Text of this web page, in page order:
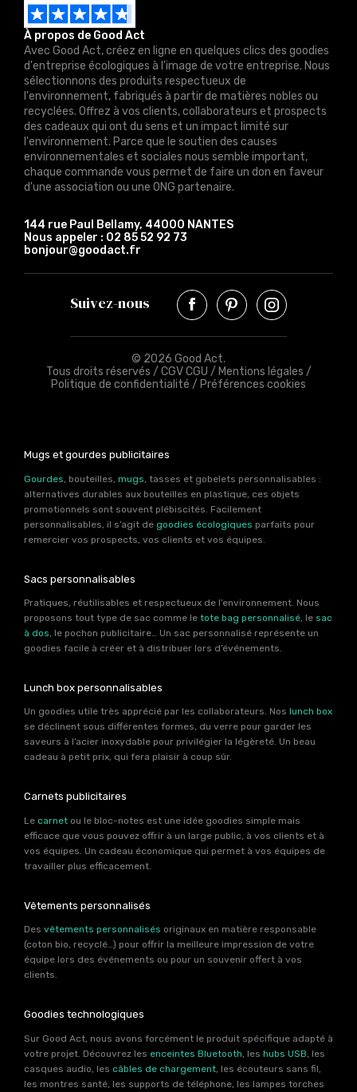
À propos de Good Act
Avec Good Act, créez en ligne en quelques clics des goodies
d'entreprise écologiques à l'image de votre entreprise. Nous
sélectionnons des produits respectueux de
l'environnement, fabriqués à partir de matières nobles ou
recyclées. Offrez à vos clients, collaborateurs et prospects
des cadeaux qui ont du sens et un impact limité sur
l'environnement. Parce que le soutien des causes
environnementales et sociales nous semble important,
chaque commande vous permet de faire un don en faveur
d'une association ou une ONG partenaire.
144 rue Paul Bellamy, 44000 NANTES
Nous appeler : 02 85 52 92 73
bonjour@goodact.fr
Suivez-nous
© 2026 Good Act.
Tous droits réservés / CGV CGU / Mentions légales /
Politique de confidentialité / Préférences cookies
Mugs et gourdes publicitaires
Gourdes , bouteilles, mugs , tasses et gobelets personnalisables :
alternatives durables aux bouteilles en plastique, ces objets
promotionnels sont souvent plébiscités. Facilement
personnalisables, il s’agit de goodies écologiques parfaits pour
remercier vos prospects, vos clients et vos équipes.
Sacs personnalisables
Pratiques, réutilisables et respectueux de l’environnement. Nous
proposons tout type de sac comme le tote bag personnalisé, le sac
à dos, le pochon publicitaire… Un sac personnalisé représente un
goodies facile à créer et à distribuer lors d’événements.
Lunch box personnalisables
Un goodies utile très apprécié par les collaborateurs. Nos lunch box
se déclinent sous différentes formes, du verre pour garder les
saveurs à l’acier inoxydable pour privilégier la légèreté. Un beau
cadeau à petit prix, qui fera plaisir à coup sûr.
Carnets publicitaires
Le carnet ou le bloc-notes est une idée goodies simple mais
efficace que vous pouvez offrir à un large public, à vos clients et à
vos équipes. Un cadeau économique qui permet à vos équipes de
travailler plus efficacement.
Vêtements personnalisés
Des vêtements personnalisés originaux en matière responsable
(coton bio, recyclé…) pour offrir la meilleure impression de votre
équipe lors des événements ou pour un souvenir offert à vos
clients.
Goodies technologiques
Sur Good Act, nous avons forcément le produit spécifique adapté à
votre projet. Découvrez les enceintes Bluetooth , les hubs USB , les
casques audio, les câbles de chargement , les écouteurs sans fil,
les montres santé, les supports de téléphone, les lampes torches